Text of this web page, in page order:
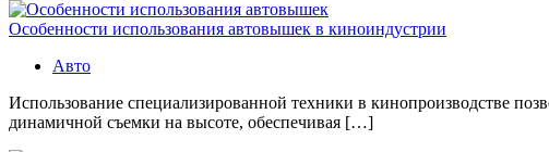
Особенности использования автовышек в киноиндустрии
Авто
Использование специализированной техники в кинопроизводстве
динамичной съемки на высоте, обеспечивая […]